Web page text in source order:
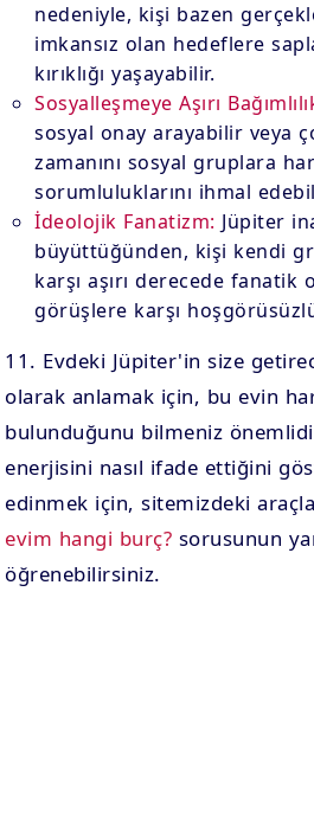
nedeniyle, kişi bazen
imkansız olan hedeflere
kırıklığı yaşayabilir.
Sosyalleşmeye Aşırı
sosyal onay arayabilir veya
zamanını sosyal gruplara
sorumluluklarını ihmal
İdeolojik Fanatizm: Jüpiter
büyüttüğünden, kişi kendi
karşı aşırı derecede fanatik
görüşlere karşı
11. Evdeki Jüpiter'in size
olarak anlamak için, bu evin
bulunduğunu bilmeniz
enerjisini nasıl ifade ettiğini
edinmek için, sitemizdeki
evim hangi burç? sorusunun
öğrenebilirsiniz.